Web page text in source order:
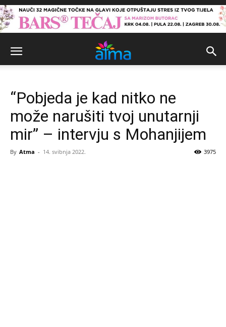
“Pobjeda je kad nitko ne
može narušiti tvoj unutarnji
mir” – intervju s Mohanjijem
By Atma - 14. svibnja 2022. 3975